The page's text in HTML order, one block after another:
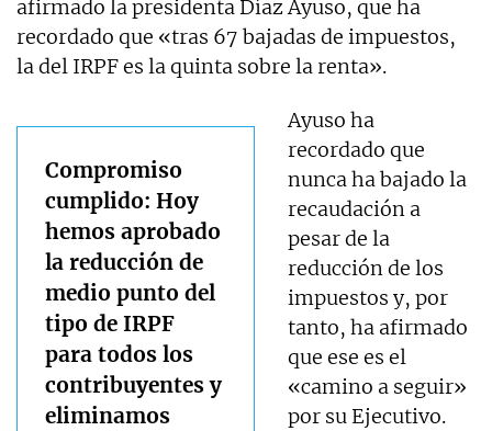
afirmado la presidenta Díaz Ayuso, que ha
recordado que «tras 67 bajadas de impuestos,
la del IRPF es la quinta sobre la renta».
Compromiso
cumplido: Hoy
hemos aprobado
la reducción de
medio punto del
tipo de IRPF
para todos los
contribuyentes y
eliminamos
Ayuso ha
recordado que
nunca ha bajado la
recaudación a
pesar de la
reducción de los
impuestos y, por
tanto, ha afirmado
que ese es el
«camino a seguir»
por su Ejecutivo.